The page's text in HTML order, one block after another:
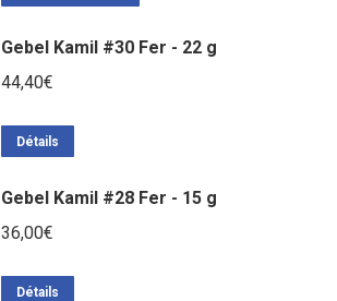
Gebel Kamil #30 Fer - 22 g
44,40€
Détails
Gebel Kamil #28 Fer - 15 g
36,00€
Détails